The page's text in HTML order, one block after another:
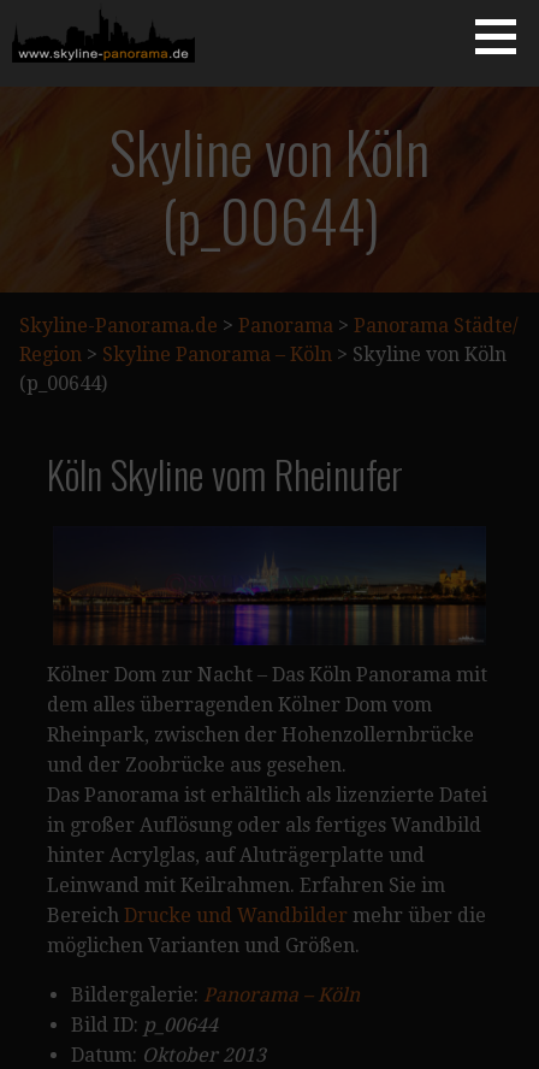
Inhalt
springen
SKYLINE-PANORAMA.DE
Skyline von Köln
(p_00644)
Skyline-Panorama.de > Panorama > Panorama Städte/
Region > Skyline Panorama – Köln > Skyline von Köln
(p_00644)
Köln Skyline vom Rheinufer
Kölner Dom zur Nacht – Das Köln Panorama mit
dem alles überragenden Kölner Dom vom
Rheinpark, zwischen der Hohenzollernbrücke
und der Zoobrücke aus gesehen.
Das Panorama ist erhältlich als lizenzierte Datei
in großer Auflösung oder als fertiges Wandbild
hinter Acrylglas, auf Aluträgerplatte und
Leinwand mit Keilrahmen. Erfahren Sie im
Bereich Drucke und Wandbilder mehr über die
möglichen Varianten und Größen.
Bildergalerie: Panorama – Köln
Bild ID: p_00644
Datum: Oktober 2013